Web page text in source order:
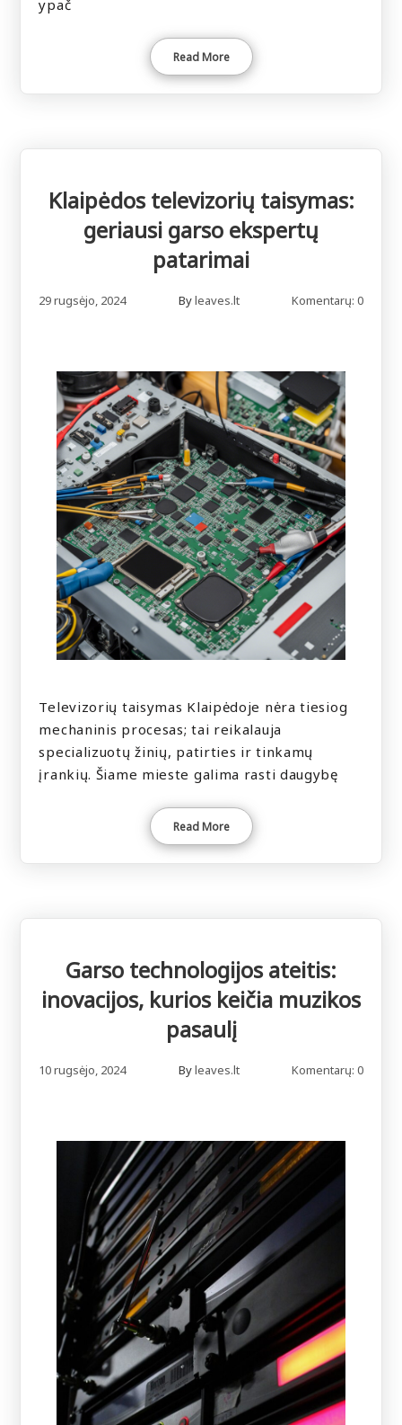
ypač
Read More
Klaipėdos televizorių taisymas:
geriausi garso ekspertų
patarimai
29 rugsėjo, 2024 Byleaves.lt Komentarų: 0
Televizorių taisymas Klaipėdoje nėra tiesiog
mechaninis procesas; tai reikalauja
specializuotų žinių, patirties ir tinkamų
įrankių. Šiame mieste galima rasti daugybę
Read More
Garso technologijos ateitis:
inovacijos, kurios keičia muzikos
pasaulį
10 rugsėjo, 2024 Byleaves.lt Komentarų: 0